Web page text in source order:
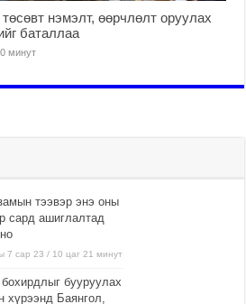
нэмэлт, өөрчлөлт оруулах
баталлаа
минут
тээвэр энэ оны
сард ашиглалтад
7 сар 23 / 10 цаг 21 минут
бууруулах
хүрээнд Баянгол,